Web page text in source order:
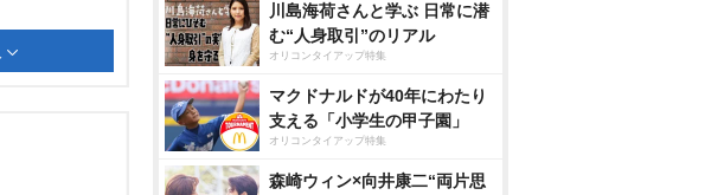
川島海荷さんと学ぶ 日常に潜
む“人身取引”のリアル
オリコンタイアップ特集
マクドナルドが40年にわたり
支える「小学生の甲子園」
オリコンタイアップ特集
森崎ウィン×向井康二“両片思